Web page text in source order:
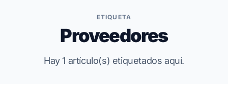
ETIQUETA
Proveedores
Hay 1 artículo(s) etiquetados aquí.